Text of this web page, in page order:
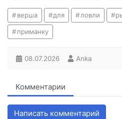
верша для ловли
приманку
08.07.2026 Anka
Комментарии
Написать комментарий